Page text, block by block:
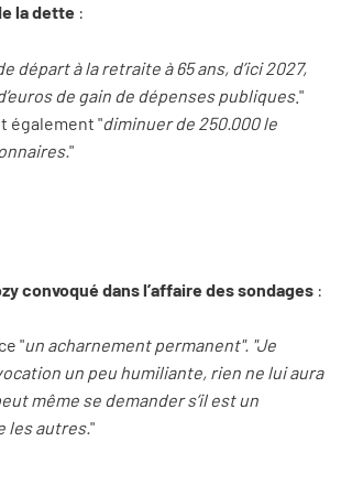
la dette :
départ à la retraite à 65 ans, d’ici 2027,
de gain de dépenses publiques."
également "diminuer de 250.000 le
"
convoqué dans l’affaire des sondages :
"un acharnement permanent". "Je
un peu humiliante, rien ne lui aura
même se demander s’il est un
les autres."